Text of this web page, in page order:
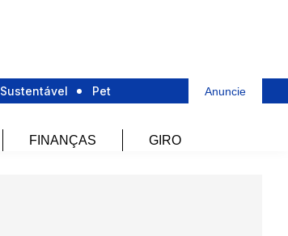
Sustentável Pet Anuncie
FINANÇAS GIRO